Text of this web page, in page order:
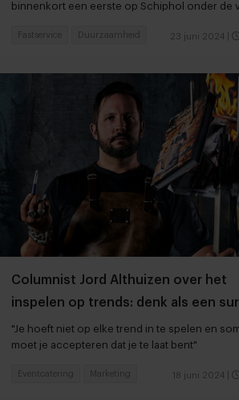
binnenkort een eerste op Schiphol onder de
23 juni 2024
Fastservice Duurzaamheid
Columnist Jord Althuizen over het
inspelen op trends: denk als een
"Je hoeft niet op elke trend in te spelen en
moet je accepteren dat je te laat bent"
18 juni 2024
Eventcatering Marketing